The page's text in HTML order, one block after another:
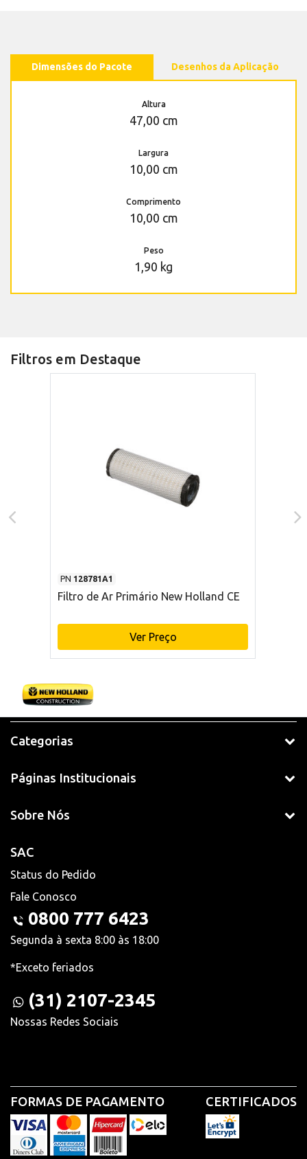
Dimensões do Pacote Desenhos da Aplicação
Altura
47,00 cm
Largura
10,00 cm
Comprimento
10,00 cm
Peso
1,90 kg
Filtros em Destaque
PN 128781A1
Filtro de Ar Primário New Holland CE
Ver Preço
Categorias
Páginas Institucionais
Sobre Nós
SAC
Status do Pedido
Fale Conosco
0800 777 6423
Segunda à sexta 8:00 às 18:00
*Exceto feriados
(31) 2107-2345
Nossas Redes Sociais
FORMAS DE PAGAMENTO CERTIFICADOS